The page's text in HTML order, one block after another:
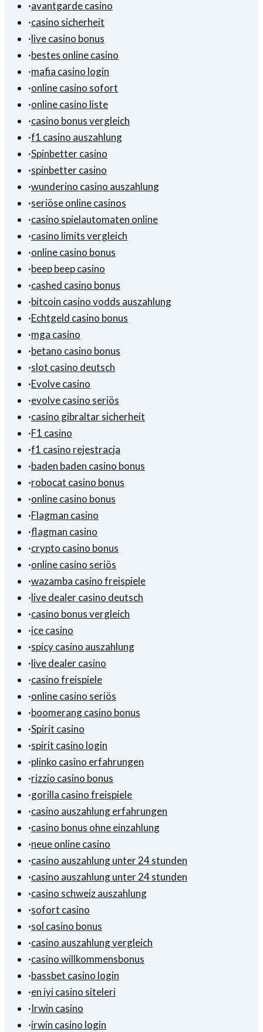
·avantgarde casino
·casino sicherheit
·live casino bonus
·bestes online casino
·mafia casino login
·online casino sofort
·online casino liste
·casino bonus vergleich
·f1 casino auszahlung
·Spinbetter casino
·spinbetter casino
·wunderino casino auszahlung
·seriöse online casinos
·casino spielautomaten online
·casino limits vergleich
·online casino bonus
·beep beep casino
·cashed casino bonus
·bitcoin casino vodds auszahlung
·Echtgeld casino bonus
·mga casino
·betano casino bonus
·slot casino deutsch
·Evolve casino
·evolve casino seriös
·casino gibraltar sicherheit
·F1 casino
·f1 casino rejestracja
·baden baden casino bonus
·robocat casino bonus
·online casino bonus
·Flagman casino
·flagman casino
·crypto casino bonus
·online casino seriös
·wazamba casino freispiele
·live dealer casino deutsch
·casino bonus vergleich
·ice casino
·spicy casino auszahlung
·live dealer casino
·casino freispiele
·online casino seriös
·boomerang casino bonus
·Spirit casino
·spirit casino login
·plinko casino erfahrungen
·rizzio casino bonus
·gorilla casino freispiele
·casino auszahlung erfahrungen
·casino bonus ohne einzahlung
·neue online casino
·casino auszahlung unter 24 stunden
·casino auszahlung unter 24 stunden
·casino schweiz auszahlung
·sofort casino
·sol casino bonus
·casino auszahlung vergleich
·casino willkommensbonus
·bassbet casino login
·en iyi casino siteleri
·Irwin casino
·irwin casino login